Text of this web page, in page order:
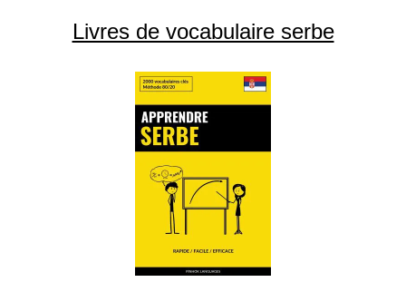
Livres de vocabulaire serbe